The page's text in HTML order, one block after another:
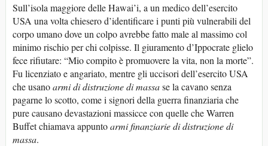
Sull’isola maggiore delle Hawai’i, a un medico dell’esercito
USA una volta chiesero d’identificare i punti più vulnerabili del
corpo umano dove un colpo avrebbe fatto male al massimo col
minimo rischio per chi colpisse. Il giuramento d’Ippocrate glielo
fece rifiutare: “Mio compito è promuovere la vita, non la morte”.
Fu licenziato e angariato, mentre gli uccisori dell’esercito USA
che usanoarmi didistruzione di massase la cavano senza
pagarne lo scotto, come i signori della guerra finanziaria che
pure causano devastazioni massicce con quelle che Warren
Buffet chiamava appuntoarmi finanziarie di distruzione di
massa.